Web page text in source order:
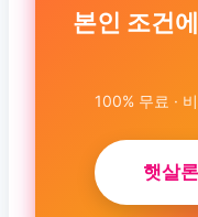
본인 조건
100% 무료 ·
햇살